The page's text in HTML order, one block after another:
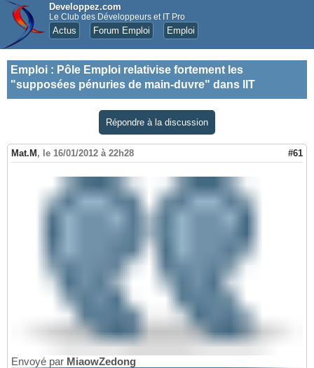
Developpez.com
Le Club des Développeurs et IT Pro
Actus Forum Emploi Emploi
Emploi : Pôle Emploi relativise fortement les
"supposées pénuries de main-duvre" dans lIT
Répondre à la discussion
Mat.M , le 16/01/2012 à 22h28 #61
Envoyé par MiaowZedong